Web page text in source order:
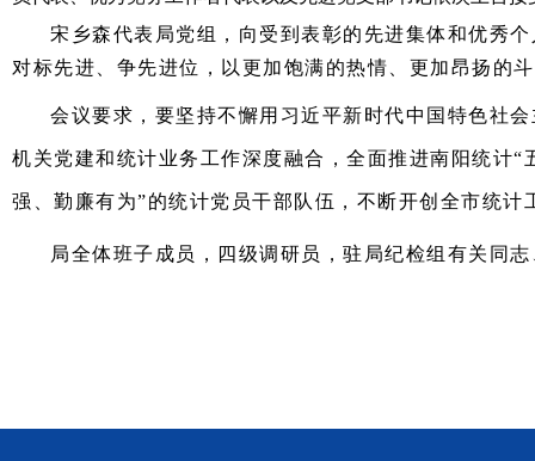
宋乡森代表局党组，向受到表彰的先进集体和优秀
对标先进、争先进位，以更加饱满的热情、更加昂扬的
会议要求，要坚持不懈用习近平新时代中国特色社
机关党建和统计业务工作深度融合，全面推进南阳统计
强、勤廉有为”的统计党员干部队伍，不断开创全市统
局全体班子成员，四级调研员，驻局纪检组有关同